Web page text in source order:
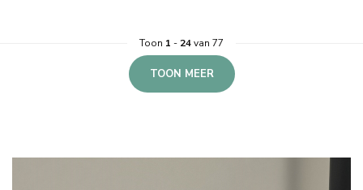
Toon 1 - 24van 77
TOON MEER